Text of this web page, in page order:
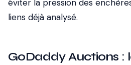
éviter la pression des
liens déjà analysé.
GoDaddy Auctions :